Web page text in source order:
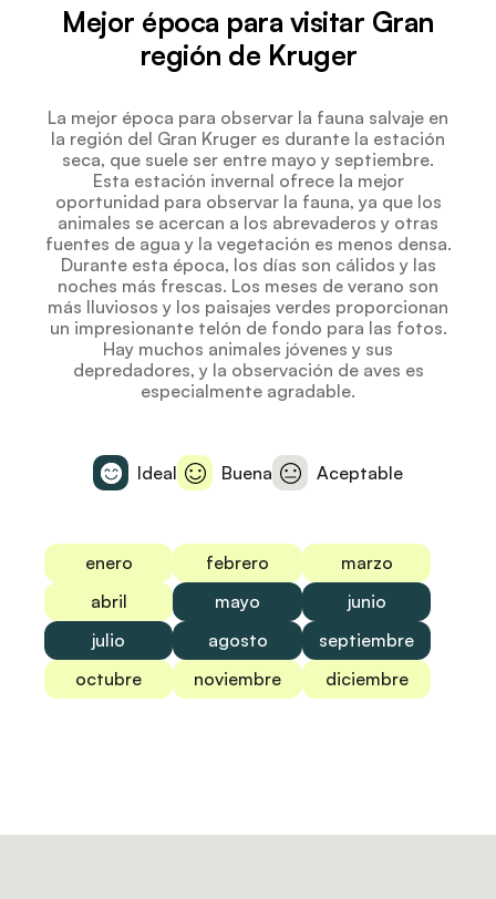
Mejor época para visitar Gran
región de Kruger
La mejor época para observar la fauna salvaje en
la región del Gran Kruger es durante la estación
seca, que suele ser entre mayo y septiembre.
Esta estación invernal ofrece la mejor
oportunidad para observar la fauna, ya que los
animales se acercan a los abrevaderos y otras
fuentes de agua y la vegetación es menos densa.
Durante esta época, los días son cálidos y las
noches más frescas. Los meses de verano son
más lluviosos y los paisajes verdes proporcionan
un impresionante telón de fondo para las fotos.
Hay muchos animales jóvenes y sus
depredadores, y la observación de aves es
especialmente agradable.
Ideal Buena Aceptable
enero febrero
marzo
abril
mayo
junio
julio
agosto
septiembre
octubre
noviembre diciembre